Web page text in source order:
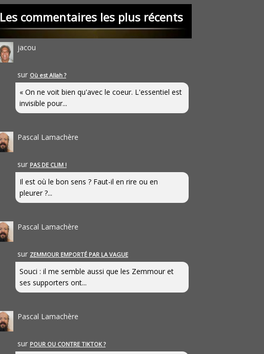
Les commentaires les plus récents
jacou
sur Où est Allah ?
« On ne voit bien qu'avec le coeur. L'essentiel est
invisible pour...
Pascal Lamachère
sur PAS DE CLIM !
Il est où le bon sens ? Faut-il en rire ou en
pleurer ?...
Pascal Lamachère
sur ZEMMOUR EMPORTÉ PAR LA VAGUE
Souci : il me semble aussi que les Zemmour et
ses supporters ont...
Pascal Lamachère
sur POUR OU CONTRE TIKTOK ?